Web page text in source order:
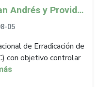
La OMSA reconoció a San Andrés y Providencia como zona libre de Peste Porcina Clásica (PPC)
05
de Erradicación de
con objetivo controlar